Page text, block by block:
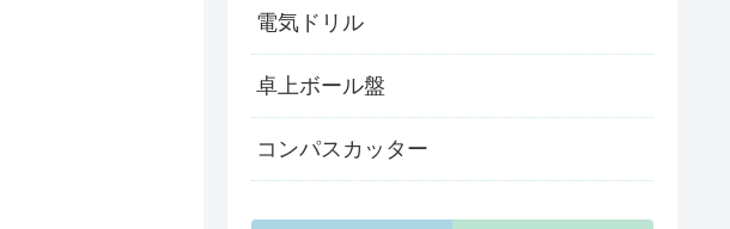
電気ドリル
卓上ボール盤
コンパスカッター